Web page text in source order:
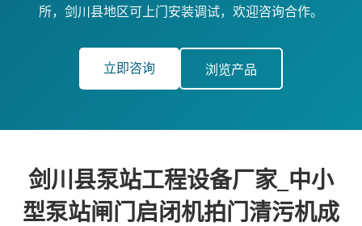
所，剑川县地区可上门安装调试，欢迎咨询合作。
立即咨询 浏览产品
剑川县泵站工程设备厂家_中小
型泵站闸门启闭机拍门清污机成